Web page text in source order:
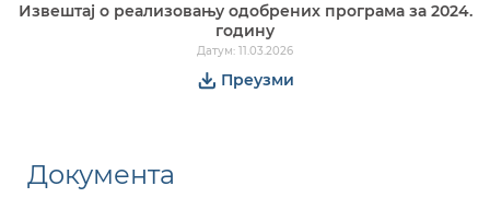
Извештај о реализовању одобрених програма за 2024.
годину
Датум: 11.03.2026
Преузми
Документа